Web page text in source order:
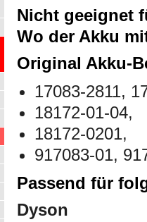
Nicht geeignet
Wo der Akku
Original Akku-
17083-2811,
18172-01-04,
18172-0201,
917083-01,
Passend für
Dyson